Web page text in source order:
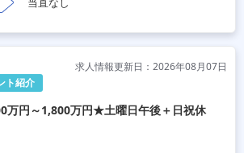
ト紹介
求人情報更新日：2026年08月07日
万円～1,800万円★土曜日午後＋日祝休